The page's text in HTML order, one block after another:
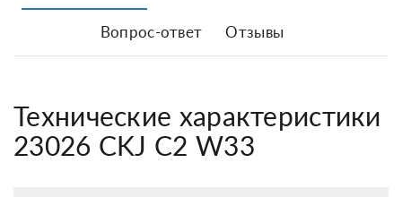
Вопрос-ответ Отзывы
Технические характеристики
23026 CKJ C2 W33